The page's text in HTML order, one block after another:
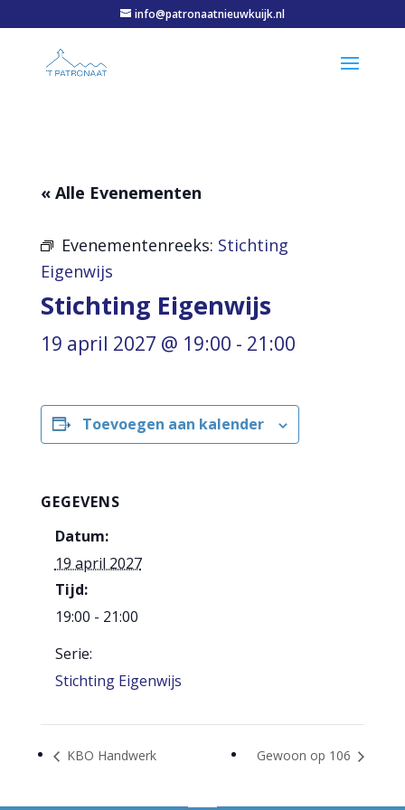
info@patronaatnieuwkuijk.nl
« Alle Evenementen
Evenementenreeks: Stichting
Eigenwijs
Stichting Eigenwijs
19 april 2027 @ 19:00 - 21:00
Toevoegen aan kalender
GEGEVENS
Datum:
19 april 2027
Tijd:
19:00 - 21:00
Serie:
Stichting Eigenwijs
KBO Handwerk Gewoon op 106